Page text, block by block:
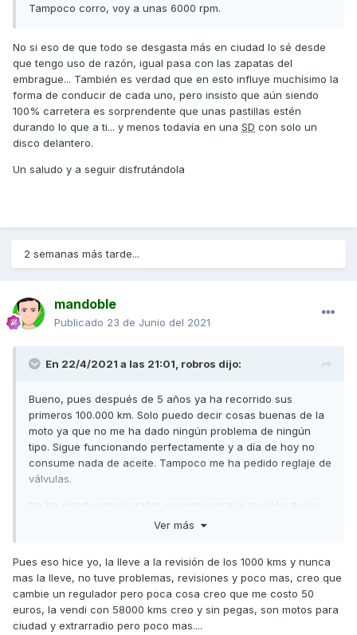
Tampoco corro, voy a unas 6000 rpm.
No si eso de que todo se desgasta más en ciudad lo sé desde
que tengo uso de razón, igual pasa con las zapatas del
embrague... También es verdad que en esto influye muchísimo la
forma de conducir de cada uno, pero insisto que aún siendo
100% carretera es sorprendente que unas pastillas estén
durando lo que a ti... y menos todavía en una SD con solo un
disco delantero.
Un saludo y a seguir disfrutándola
2 semanas más tarde...
mandoble
Publicado 23 de Junio del 2021
En 22/4/2021 a las 21:01, robros dijo:
Bueno, pues después de 5 años ya ha recorrido sus
primeros 100.000 km. Solo puedo decir cosas buenas de la
moto ya que no me ha dado ningún problema de ningún
tipo. Sigue funcionando perfectamente y a día de hoy no
consume nada de aceite. Tampoco me ha pedido reglaje de
válvulas.
No ha pisado ningún taller, excepto para la revisión de los
1000 km, el resto se lo he hecho yo todo y os resumo su
Aceite y filtro cada 5000, filtro del aire cada 20000, aceite
del grupo trasero cada 10000, correa de transmisión cada
15000, la maza del embrague murió con 95000 y el
variador con 97000, los rodillos cilíndricos me duran 30000
y si son los Dr. Pulley 45000. La bujía la he cambiado con
Ver más
Pues eso hice yo, la lleve a la revisión de los 1000 kms y nunca
mas la lleve, no tuve problemas, revisiones y poco mas, creo que
cambie un regulador pero poca cosa creo que me costo 50
euros, la vendi con 58000 kms creo y sin pegas, son motos para
ciudad y extrarradio pero poco mas....